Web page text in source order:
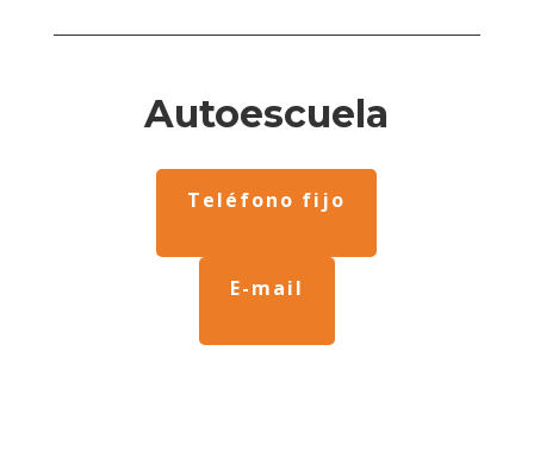
Autoescuela
Teléfono fijo
E-mail